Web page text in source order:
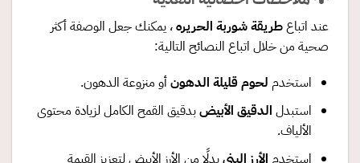
عند اتباعطريقة شوربة الحريره، يمكنك جعل الوصفة أكثر
صحية من خلال اتباع النصائح التالية:
استخدم لحوم قليلة الدهونأو منزوعة الدهون.
استبدل الدقيق الأبيضبدقيق القمح الكامل لزيادة محتوى
الألياف.
استخدم الأرز البنيبدلًا من الأرز الأبيض لتعزيز القيمة